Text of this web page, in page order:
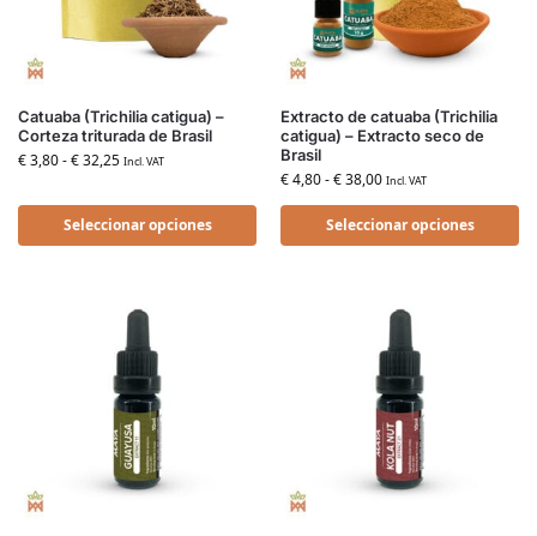
Catuaba (Trichilia catigua) –
Corteza triturada de Brasil
€3,80-€32,25 Incl. VAT
Seleccionar opciones
Extracto de catuaba (Trichilia
catigua) – Extracto seco de
Brasil
€4,80-€38,00 Incl. VAT
Seleccionar opciones